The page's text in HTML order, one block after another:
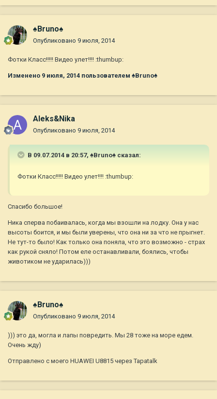
♠Bruno♠
Опубликовано 9 июля, 2014
Фотки Класс!!!!! Видео улет!!!! :thumbup:
Изменено 9 июля, 2014 пользователем ♠Bruno♠
Aleks&Nika
Опубликовано 9 июля, 2014
В 09.07.2014 в 20:57, ♠Bruno♠ сказал:
Фотки Класс!!!!! Видео улет!!!! :thumbup:
Спасибо большое!
Ника сперва побаивалась, когда мы взошли на лодку. Она у нас
высоты боится, и мы были уверены, что она ни за что не прыгнет.
Не тут-то было! Как только она поняла, что это возможно - страх
как рукой сняло! Потом еле останавливали, боялись, чтобы
животиком не ударилась)))
♠Bruno♠
Опубликовано 9 июля, 2014
))) это да, могла и лапы повредить. Мы 28 тоже на море едем.
Очень жду)
Отправлено с моего HUAWEI U8815 через Tapatalk